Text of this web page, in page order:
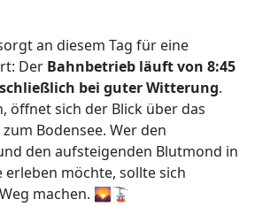
an diesem Tag für eine
Der Bahnbetrieb läuft von 8:45
bei guter Witterung.
öffnet sich der Blick über das
Bodensee. Wer den
den aufsteigenden Blutmond in
möchte, sollte sich
machen. 🌄🚡